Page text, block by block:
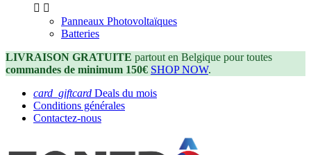
 
Panneaux Photovoltaïques
Batteries
LIVRAISON GRATUITE partout en Belgique pour toutes
commandes de minimum 150€ SHOP NOW.
card_giftcard Deals du mois
Conditions générales
Contactez-nous